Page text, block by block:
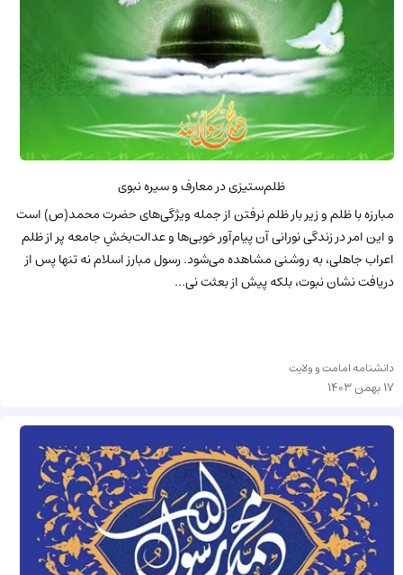
ظلم‌ستیزی در معارف و سیره نبوی
مبارزه با ظلم و زیر بار ظلم نرفتن از جمله ویژگی‌های حضرت محمد(ص) است
و این امر در زندگی نورانی آن پیام‌آور خوبی‌ها و عدالت‌بخشِ جامعه پر از ظلم
اعراب جاهلی، به روشنی مشاهده می‌‌شود. رسول مبارز اسلام نه تنها پس از
دریافت نشان نبوت، بلکه پیش از بعثت نی...
دانشنامه امامت و ولایت
17 بهمن 1403